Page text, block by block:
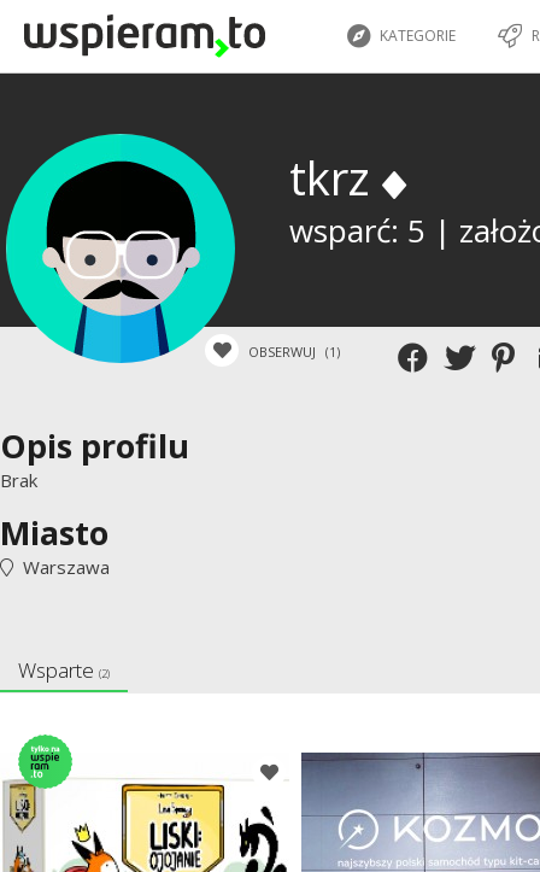
KATEGORIE
tkrz
wsparć: 5 |
OBSERWUJ (1)
Opis profilu
Brak
Miasto
Warszawa
Wsparte (2)